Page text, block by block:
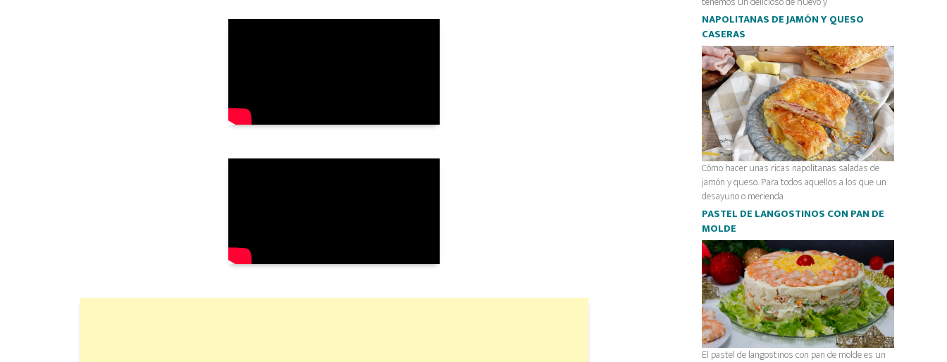
NAPOLITANAS DE JAMÓN Y QUESO
CASERAS
Cómo hacer unas ricas napolitanas saladas de
jamón y queso. Para todos aquellos a los que un
desayuno o merienda
PASTEL DE LANGOSTINOS CON PAN DE
MOLDE
El pastel de langostinos con pan de molde es un